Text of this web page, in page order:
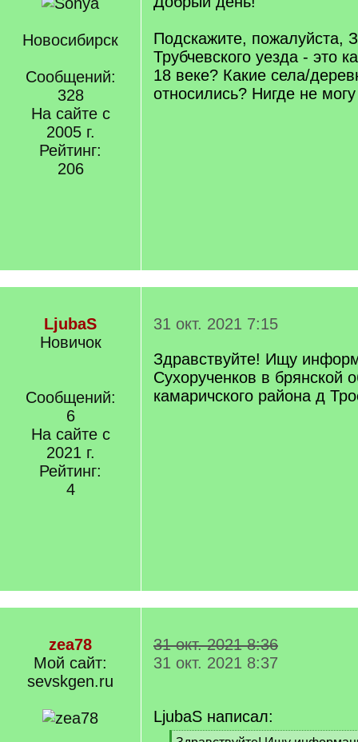
Новосибирск
Сообщений:
328
На сайте с
2005 г.
Рейтинг:
206
Подскажите, пожалуйста,
Трубчевского уезда - это
18 веке? Какие села/
относились? Нигде не
LjubaS
Новичок
Сообщений:
6
На сайте с
2021 г.
Рейтинг:
4
31 окт. 2021 7:15
Здравствуйте! Ищу
Сухорученков в брянской
камаричского района д
zea78
Мой сайт:
sevskgen.ru
31 окт. 2021 8:36
31 окт. 2021 8:37
LjubaS написал: